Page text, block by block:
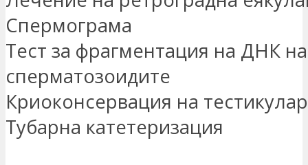
Спермограма
Тест за фрагментация на ДНК на
сперматозоидите
Криоконсервация на
Тубарна катетеризация